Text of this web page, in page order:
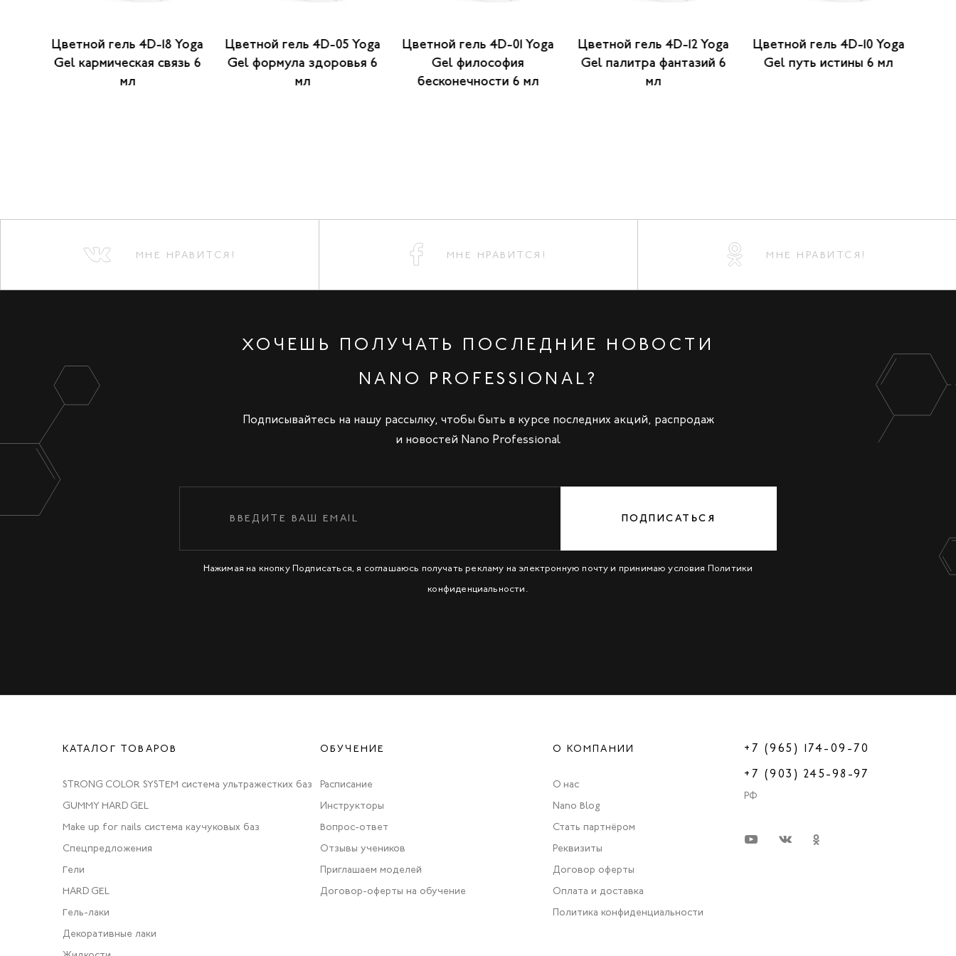
Цветной гель 4D-18 Yoga
Gel кармическая связь 6
мл
Цветной гель 4D-05 Yoga
Gel формула здоровья 6
мл
Цветной гель 4D-01 Yoga
Gel философия
бесконечности 6 мл
Цветной гель 4D-12 Yoga
Gel палитра фантазий 6
мл
Цветной гель 4D-10 Yoga
Gel путь истины 6 мл
МНЕ НРАВИТСЯ! МНЕ НРАВИТСЯ! МНЕ НРАВИТСЯ!
ХОЧЕШЬ ПОЛУЧАТЬ ПОСЛЕДНИЕ НОВОСТИ
NANO PROFESSIONAL?
Подписывайтесь на нашу рассылку, чтобы быть в курсе последних акций, распродаж
и новостей Nano Professional
ПОДПИСАТЬСЯ
Нажимая на кнопку Подписаться, я соглашаюсь получать рекламу на электронную почту и принимаю условия Политики
конфиденциальности.
КАТАЛОГ ТОВАРОВ
STRONG COLOR SYSTEM система ультражестких баз
GUMMY HARD GEL
Make up for nails система каучуковых баз
Спецпредложения
Гели
HARD GEL
Гель-лаки
Декоративные лаки
ОБУЧЕНИЕ
Расписание
Инструкторы
Вопрос-ответ
Отзывы учеников
Приглашаем моделей
Договор-оферты на обучение
О КОМПАНИИ
О нас
Nano Blog
Стать партнёром
Реквизиты
Договор оферты
Оплата и доставка
Политика конфиденциальности
+7 (965) 174-09-70
+7 (903) 245-98-97
РФ